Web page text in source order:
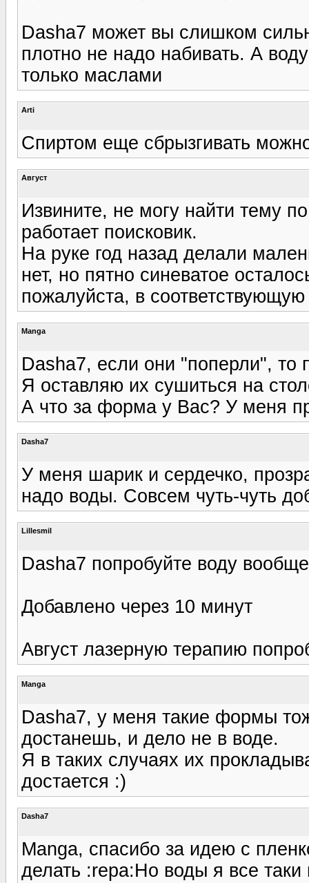
Dasha7 может вы слишком
плотно не надо набивать. А
только маслами
Arti
Спиртом еще сбрызгивать
Август
Извините, не могу найти тему
работает поисковик.
На руке год назад делали
нет, но пятно синеватое
пожалуйста, в соответствующую
Manga
Dasha7, если они "поперли", то
Я оставляю их сушиться на
А что за форма у Вас? У меня
Dasha7
У меня шарик и сердечко,
надо воды. Совсем чуть-чуть
Lillesmil
Dasha7 попробуйте воду
Добавлено через 10 минут
Август лазерную терапию
Manga
Dasha7, у меня такие формы
достанешь, и дело не в воде.
Я в таких случаях их
достается :)
Dasha7
Manga, спасибо за идею с
делать :repa:Но воды я все